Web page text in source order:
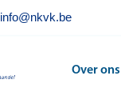
info@nkvk.be
Over ons